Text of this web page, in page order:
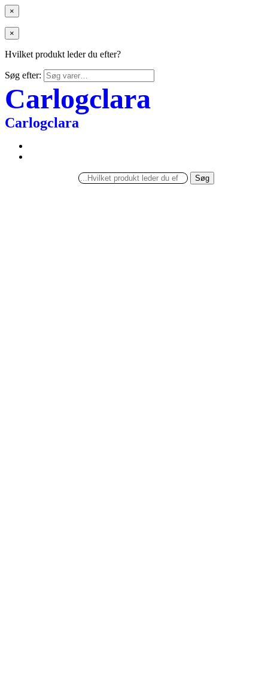
×
×
Hvilket produkt leder du efter?
Søg efter:
Carlogclara
Carlogclara
Søg